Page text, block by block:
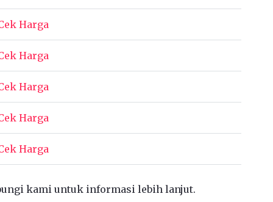
Harga
Harga
Harga
Harga
Harga
kami untuk informasi lebih lanjut.